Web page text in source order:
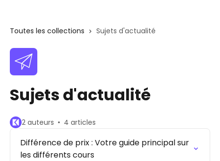
Toutes les collections Sujets d'actualité
Sujets d'actualité
2 auteurs 4 articles
Différence de prix : Votre guide principal sur
les différents cours